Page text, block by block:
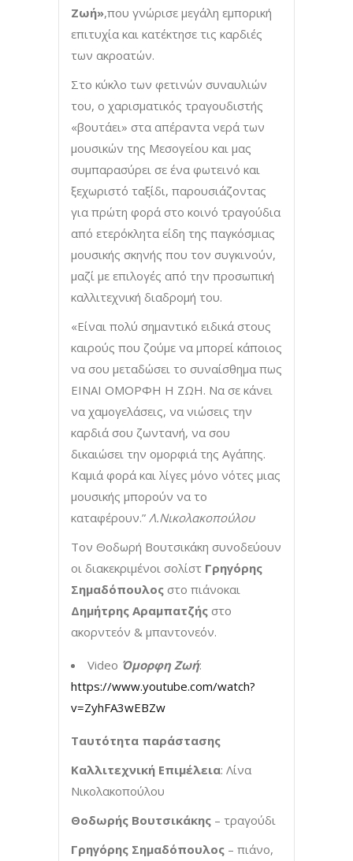
Ζωή»,που γνώρισε μεγάλη εμπορική
επιτυχία και κατέκτησε τις καρδιές
των ακροατών.
Στο κύκλο των φετινών συναυλιών
του, ο χαρισματικός τραγουδιστής
«βουτάει» στα απέραντα νερά των
μουσικών της Μεσογείου και μας
συμπαρασύρει σε ένα φωτεινό και
ξεχωριστό ταξίδι, παρουσιάζοντας
για πρώτη φορά στο κοινό τραγούδια
από ετερόκλητα είδη της παγκόσμιας
μουσικής σκηνής που τον συγκινούν,
μαζί με επιλογές από την προσωπική
καλλιτεχνική διαδρομή του.
«Είναι πολύ σημαντικό ειδικά στους
καιρούς που ζούμε να μπορεί κάποιος
να σου μεταδώσει το συναίσθημα πως
ΕΙΝΑΙ ΟΜΟΡΦΗ Η ΖΩΗ. Να σε κάνει
να χαμογελάσεις, να νιώσεις την
καρδιά σου ζωντανή, να σου
δικαιώσει την ομορφιά της Αγάπης.
Καμιά φορά και λίγες μόνο νότες μιας
μουσικής μπορούν να το
καταφέρουν.” Λ.Νικολακοπούλου
Τον Θοδωρή Βουτσικάκη συνοδεύουν
οι διακεκριμένοι σολίστ Γρηγόρης
Σημαδόπουλος στο πιάνοκαι
Δημήτρης Αραμπατζής στο
ακορντεόν & μπαντονεόν.
Video Όμορφη Ζωή:
https://www.youtube.com/watch?
v=ZyhFA3wEBZw
Ταυτότητα παράστασης
Καλλιτεχνική Επιμέλεια: Λίνα
Νικολακοπούλου
Θοδωρής Βουτσικάκης – τραγούδι
Γρηγόρης Σημαδόπουλος – πιάνο,